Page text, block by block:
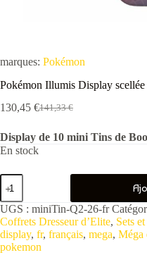
marques: Pokémon
Pokémon Illumis Display
141,33€
Le
initial
était :
130,45 €Le
actuel
est :
Display de 10 mini Tins de
En stock
quantité
de
Pokémon
Illumis
Display
scellée
de
UGS : miniTin-Q2-26-fr
Coffrets Dresseur d’Elite, Sets
display, fr, français, mega, Méga
pokemon